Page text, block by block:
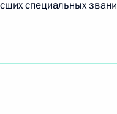
специальных